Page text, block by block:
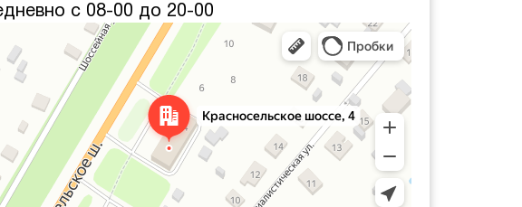
с 08-00 до 20-00
шоссе, 4 — Яндекс Карты